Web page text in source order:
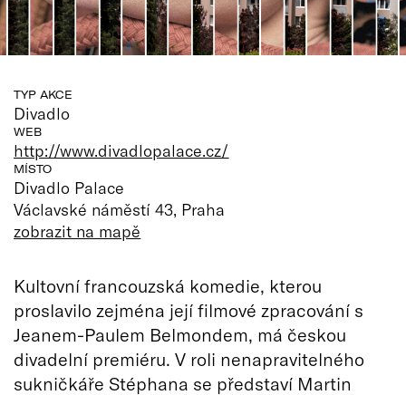
TYP AKCE
Divadlo
WEB
http://www.divadlopalace.cz/
MÍSTO
Divadlo Palace
Václavské náměstí 43, Praha
zobrazit na mapě
Kultovní francouzská komedie, kterou
proslavilo zejména její filmové zpracování s
Jeanem-Paulem Belmondem, má českou
divadelní premiéru. V roli nenapravitelného
sukničkáře Stéphana se představí Martin